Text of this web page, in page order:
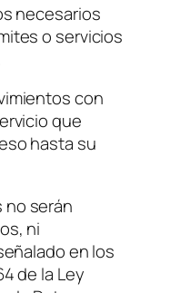
necesarios
o servicios
con
que
hasta su
no serán
ni
en los
de la Ley